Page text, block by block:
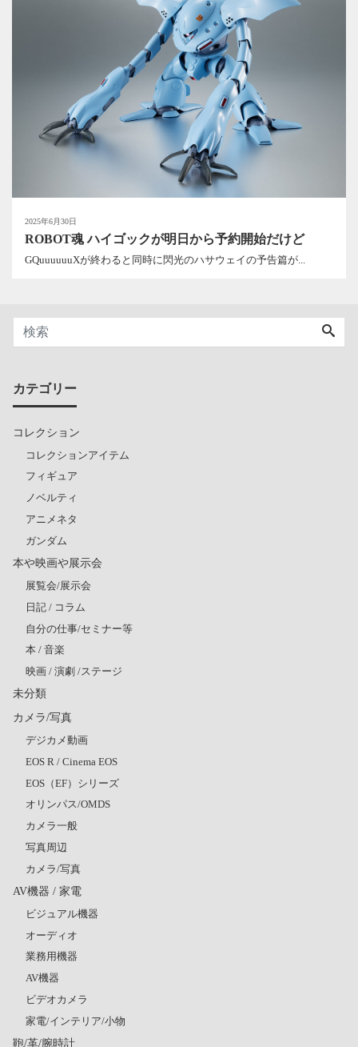
2025年6月30日
ROBOT魂 ハイゴックが明日から予約開始だけど
GQuuuuuuXが終わると同時に閃光のハサウェイの予告篇が...
カテゴリー
コレクション
コレクションアイテム
フィギュア
ノベルティ
アニメネタ
ガンダム
本や映画や展示会
展覧会/展示会
日記 / コラム
自分の仕事/セミナー等
本 / 音楽
映画 / 演劇 /ステージ
未分類
カメラ/写真
デジカメ動画
EOS R / Cinema EOS
EOS（EF）シリーズ
オリンパス/OMDS
カメラ一般
写真周辺
カメラ/写真
AV機器 / 家電
ビジュアル機器
オーディオ
業務用機器
AV機器
ビデオカメラ
家電/インテリア/小物
鞄/革/腕時計